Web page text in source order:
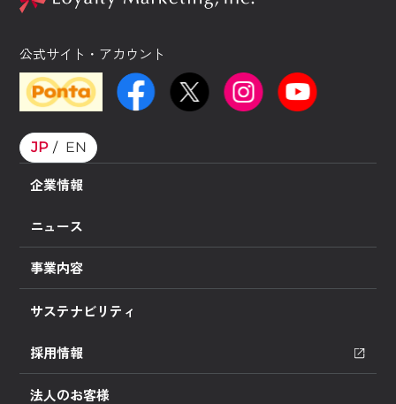
公式サイト・アカウント
JP EN
企業情報
ニュース
事業内容
サステナビリティ
採用情報
法人のお客様